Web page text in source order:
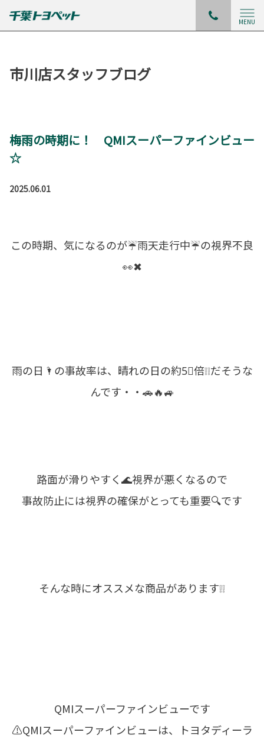
MENU
市川店スタッフブログ
梅雨の時期に！ QMIスーパーファインビュー
☆
2025.06.01
この時期、気になるのが☔雨天走行中☔の視界不良
👀✖
雨の日🌂の事故率は、晴れの日の約5⃣倍❕❕だそうな
んです・・🚗🔥🚙
路面が滑りやすく🌊視界が悪くなるので
事故防止には視界の確保がとっても重要🔍です
そんな時にオススメな商品があります❕❕
QMIスーパーファインビューです
⚠QMIスーパーファインビューは、トヨタディーラ